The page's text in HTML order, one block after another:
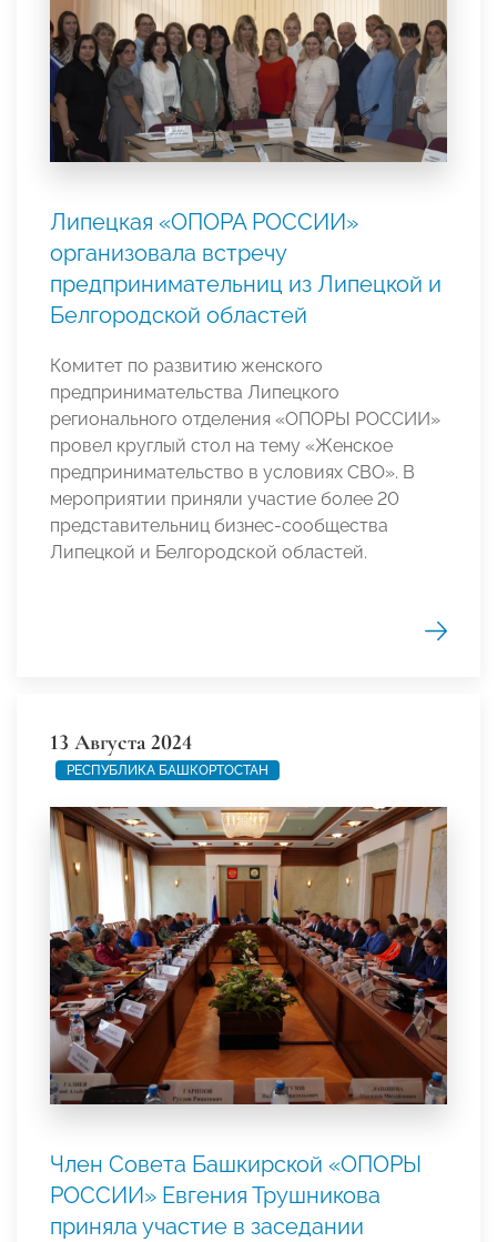
Липецкая «ОПОРА РОССИИ»
организовала встречу
предпринимательниц из Липецкой и
Белгородской областей
Комитет по развитию женского
предпринимательства Липецкого
регионального отделения «ОПОРЫ РОССИИ»
провел круглый стол на тему «Женское
предпринимательство в условиях СВО». В
мероприятии приняли участие более 20
представительниц бизнес-сообщества
Липецкой и Белгородской областей.
13 Августа 2024
РЕСПУБЛИКА БАШКОРТОСТАН
Член Совета Башкирской «ОПОРЫ
РОССИИ» Евгения Трушникова
приняла участие в заседании